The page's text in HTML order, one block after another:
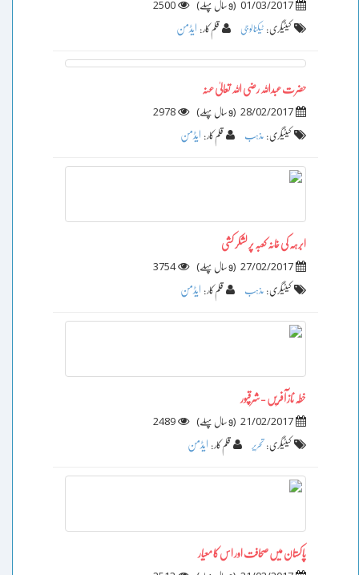
01/03/2017
(9 سال پہلے )
2500
کیٹیگری : ٹیکنالوجی قلم کار : ایڈمن
حضرت عبداللہ رضی اللہ تعالیٰ عنہ
28/02/2017
(9 سال پہلے )
2978
کیٹیگری : مذہب قلم کار : ایڈمن
ابرہہ کی خانہ کعبہ پر لشکر کشی
27/02/2017
(9 سال پہلے )
3754
کیٹیگری : مذہب قلم کار : ایڈمن
خطہ ناز آفریں - شرقپور
21/02/2017
(9 سال پہلے )
2489
کیٹیگری : تحریر قلم کار : ایڈمن
پاکستان میں صحافت اور اس کا معیار